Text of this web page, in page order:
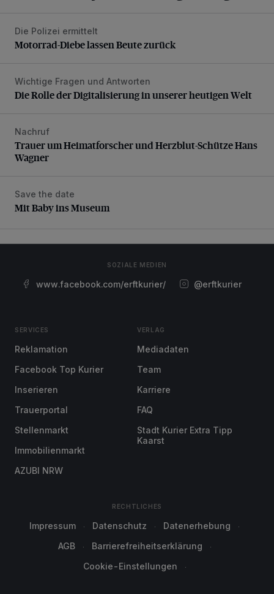
Motorrad-Diebe lassen Beute zurück
Die Polizei ermittelt
Motorrad-Diebe lassen Beute zurück
Die Rolle der Digitalisierung in unserer heutigen Welt
Wichtige Fragen und Antworten
Die Rolle der Digitalisierung in unserer heutigen Welt
Trauer um Heimatforscher und Herzblut-Schütze Hans
Nachruf
Trauer um Heimatforscher und Herzblut-Schütze Hans
Wagner
Mit Baby ins Museum
Save the date
Mit Baby ins Museum
SOZIALE MEDIEN
www.facebook.com/erftkurier/ @erftkurier
SERVICES
Reklamation
Facebook Top Kurier
Inserieren
Trauerportal
Stellenmarkt
Immobilienmarkt
AZUBI NRW
VERLAG
Mediadaten
Team
Karriere
FAQ
Stadt Kurier Extra Tipp
Kaarst
RECHTLICHES
Impressum Datenschutz
Datenerhebung
AGB
Barrierefreiheitserklärung
Cookie-Einstellungen